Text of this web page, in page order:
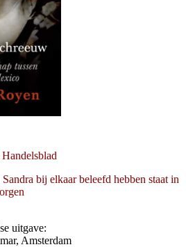
bij elkaar beleefd hebben staat in
uitgave:
Amsterdam